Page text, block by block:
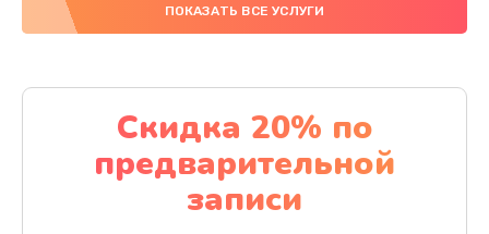
Замена южного моста
Заказать
Чистка от пыли
1060 руб.
Заказать
ПОКАЗАТЬ ВСЕ УСЛУГИ
Скидка 20% по
предварительной
записи